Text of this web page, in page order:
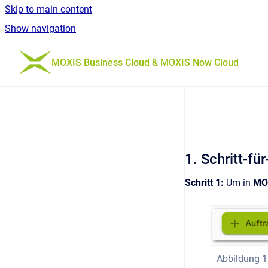
Skip to main content
Show navigation
Go to homepage
MOXIS Business Cloud & MOXIS Now Cloud
1. Schritt-
Schritt 1: Um in
Abbildung